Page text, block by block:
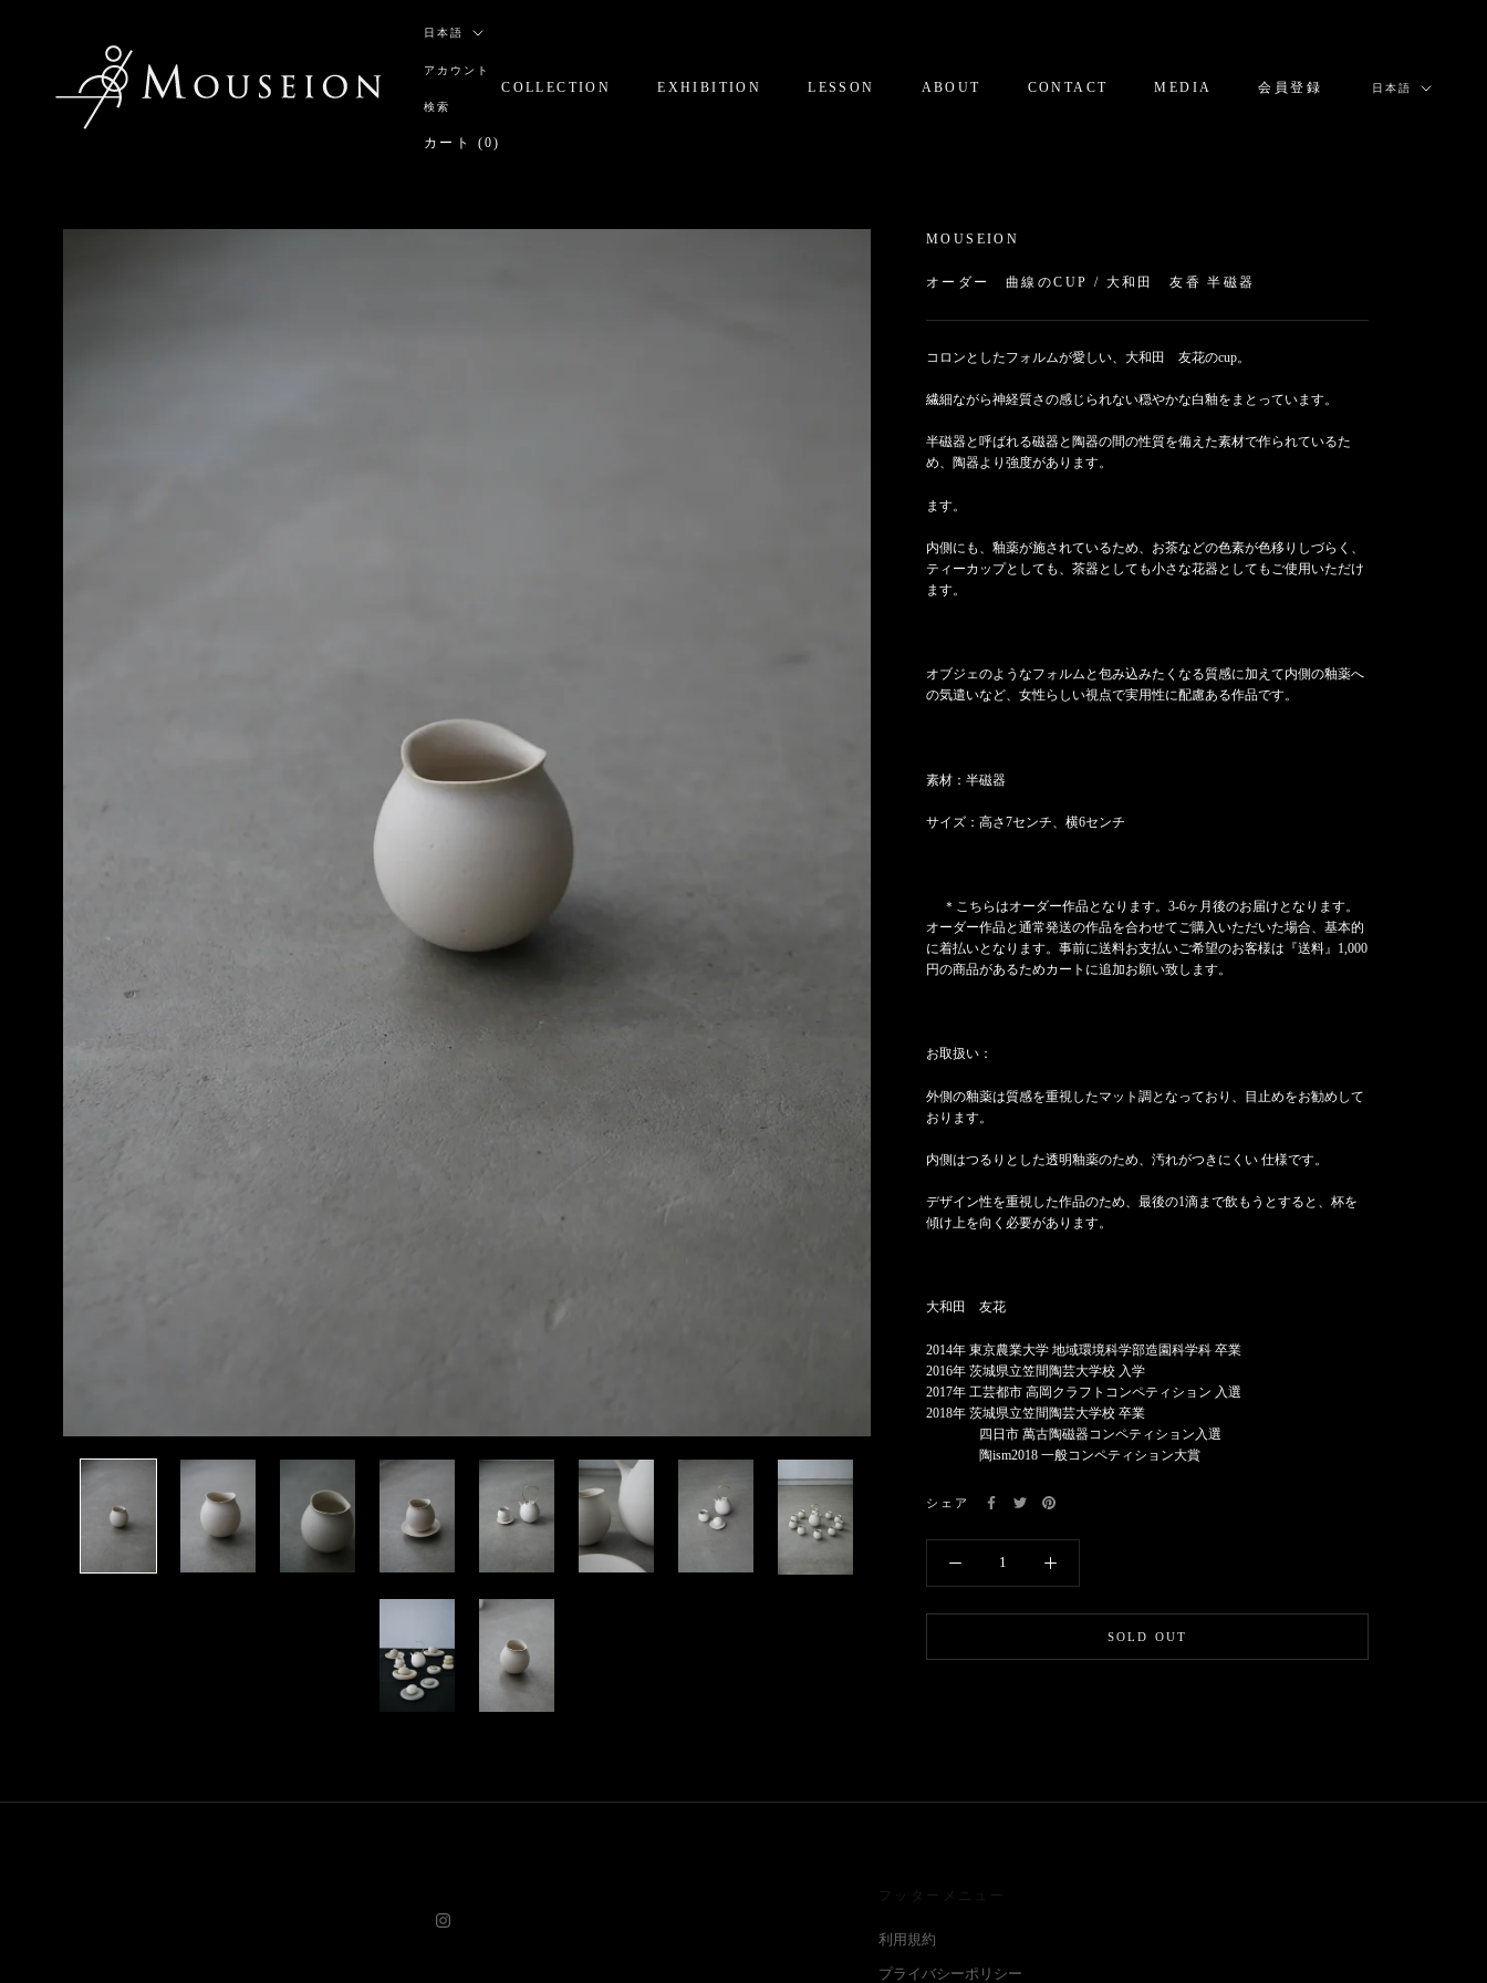
言
日本語
アカウント
検索
カート (0)
COLLECTION EXHIBITION LESSON ABOUT CONTACT MEDIA 会員登録
言
日本語
MOUSEION
オーダー 曲線のCUP / 大和田 友香 半磁器
コロンとしたフォルムが愛しい、大和田 友花のcup。
繊細ながら神経質さの感じられない穏やかな白釉をまとっています。
半磁器と呼ばれる磁器と陶器の間の性質を備えた素材で作られているた
め、陶器より強度があります。
ます。
内側にも、釉薬が施されているため、お茶などの色素が色移りしづらく、
ティーカップとしても、茶器としても小さな花器としてもご使用いただけ
ます。
オブジェのようなフォルムと包み込みたくなる質感に加えて内側の釉薬へ
の気遣いなど、女性らしい視点で実用性に配慮ある作品です。
素材：半磁器
サイズ：高さ7センチ、横6センチ
＊こちらはオーダー作品となります。3-6ヶ月後のお届けとなります。
オーダー作品と通常発送の作品を合わせてご購入いただいた場合、基本的
に着払いとなります。事前に送料お支払いご希望のお客様は『送料』1,000
円の商品があるためカートに追加お願い致します。
お取扱い：
外側の釉薬は質感を重視したマット調となっており、目止めをお勧めして
おります。
内側はつるりとした透明釉薬のため、汚れがつきにくい 仕様です。
デザイン性を重視した作品のため、最後の1滴まで飲もうとすると、杯を
傾け上を向く必要があります。
大和田 友花
2014年 東京農業大学 地域環境科学部造園科学科 卒業
2016年 茨城県立笠間陶芸大学校 入学
2017年 工芸都市 高岡クラフトコンペティション 入選
2018年 茨城県立笠間陶芸大学校 卒業
四日市 萬古陶磁器コンペティション入選
陶ism2018 一般コンペティション大賞
シェア
SOLD OUT
フッターメニュー
利用規約
プライバシーポリシー